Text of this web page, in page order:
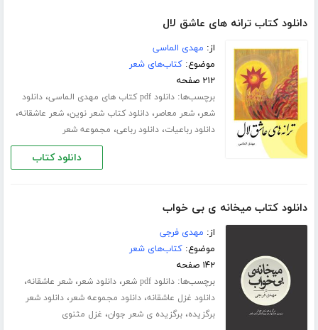
دانلود کتاب ترانه های عاشق لال
از: مهدی الماسی
موضوع:کتاب‌های شعر
۲۱۲ صفحه
برچسب‌ها:دانلود pdf کتاب های مهدی الماسی ،دانلود
شعر،شعر معاصر،دانلود کتاب شعر نوین،شعر عاشقانه،
دانلود رباعیات،دانلود رباعی، مجموعه شعر
دانلود کتاب
دانلود کتاب میخانه ی بی خواب
از: مهدی فرجی
موضوع:کتاب‌های شعر
۱۴۲ صفحه
برچسب‌ها:دانلود pdf شعر ،دانلود شعر،شعر عاشقانه،
دانلود غزل عاشقانه،دانلود مجموعه شعر،دانلود شعر
برگزیده،برگزیده ی شعر جوان، غزل مثنوی